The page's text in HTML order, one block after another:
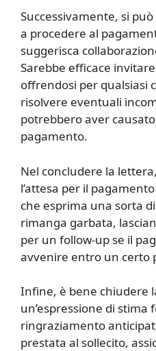
Successivamente, si
a procedere al
suggerisca
Sarebbe efficace
offrendosi per qualsiasi
risolvere eventuali
potrebbero aver
pagamento.
Nel concludere la
l’attesa per il
che esprima una sorta
rimanga garbata,
per un follow-up se il
avvenire entro un certo
Infine, è bene chiudere
un’espressione di stima
ringraziamento
prestata al sollecito,